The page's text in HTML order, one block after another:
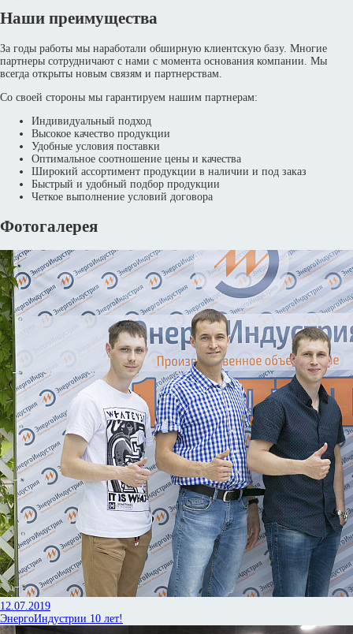
Наши преимущества
За годы работы мы наработали обширную клиентскую базу. Многие
партнеры сотрудничают с нами с момента основания компании. Мы
всегда открыты новым связям и партнерствам.
Со своей стороны мы гарантируем нашим партнерам:
Индивидуальный подход
Высокое качество продукции
Удобные условия поставки
Оптимальное соотношение цены и качества
Широкий ассортимент продукции в наличии и под заказ
Быстрый и удобный подбор продукции
Четкое выполнение условий договора
Фотогалерея
12.07.2019
ЭнергоИндустрии 10 лет!